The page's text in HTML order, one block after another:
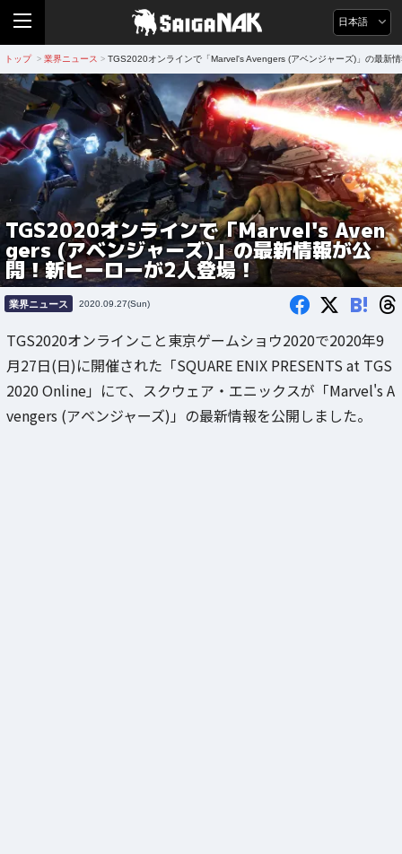
日本語
トップ > 業界ニュース > TGS2020オンラインで「Marvel's Avengers (アベンジャーズ)」の最新
TGS2020オンラインで「Marvel's Aven
gers (アベンジャーズ)」の最新情報が公
開！新ヒーローが2人登場！
業界ニュース 2020.09.27(Sun) B!
TGS2020オンラインこと東京ゲームショウ2020で2020年9
月27日(日)に開催された「SQUARE ENIX PRESENTS at TGS
2020 Online」にて、スクウェア・エニックスが「Marvel's A
vengers (アベンジャーズ)」の最新情報を公開しました。